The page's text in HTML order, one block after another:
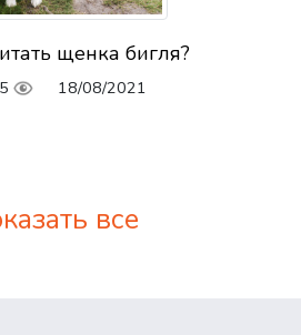
щенка бигля?
18/08/2021
все